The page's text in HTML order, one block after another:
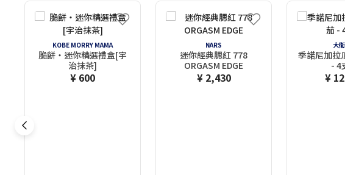
KOBE MORRY MAMA
脆餅・迷你精選禮盒[宇
治抹茶]
¥ 600
NARS
迷你經典腮紅 778
ORGASM EDGE
¥ 2,430
大
季諾尼加拉
- 4
¥